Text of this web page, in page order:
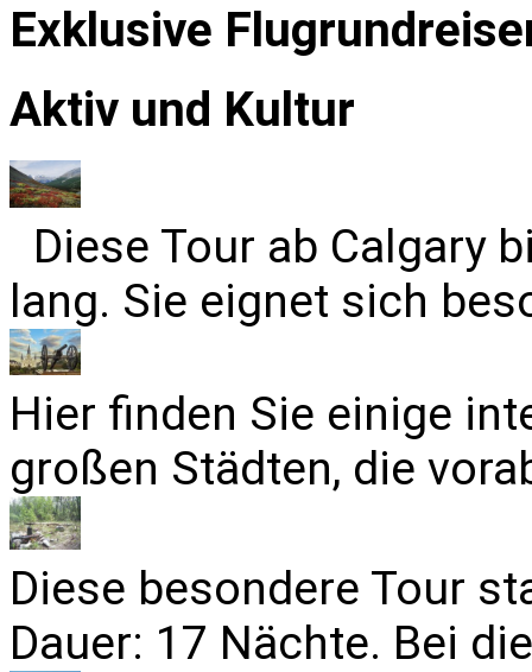
Exklusive
Aktiv und Kultur
Diese Tour ab Calgary
lang. Sie eignet sich
Hier finden Sie einige
großen Städten, die
Diese besondere Tour
Dauer: 17 Nächte. Bei